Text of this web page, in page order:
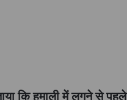
कि हमाली में लगने से